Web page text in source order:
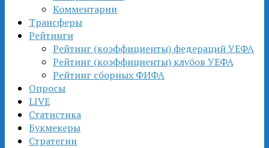
Комментарии
Трансферы
Рейтинги
Рейтинг (коэффициенты) федераций УЕФА
Рейтинг (коэффициенты) клубов УЕФА
Рейтинг сборных ФИФА
Опросы
LIVE
Статистика
Букмекеры
Стратегии